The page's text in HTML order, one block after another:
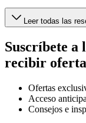
Leer todas las
Suscríbete a
recibir
Ofertas
Acceso
Consejos e